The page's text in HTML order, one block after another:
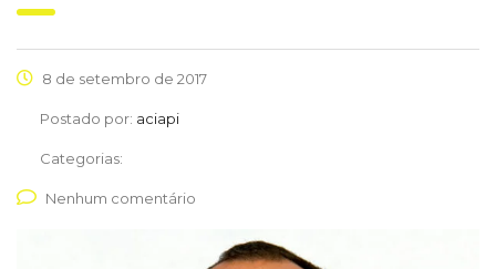
8 de setembro de 2017
Postado por: aciapi
Categorias:
Nenhum comentário